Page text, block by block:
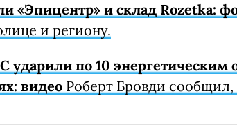
«Эпицентр» и склад Rozetka:
и региону.
ударили по 10
видео Роберт Бровди